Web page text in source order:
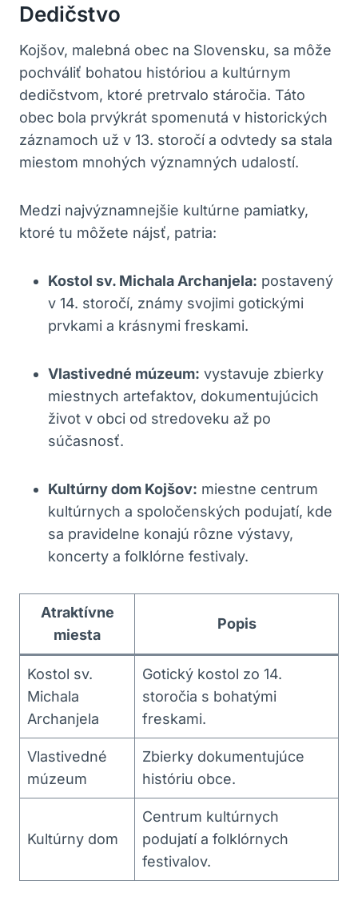
Dedičstvo
Kojšov, malebná obec na Slovensku, sa môže
pochváliť bohatou históriou a kultúrnym
dedičstvom, ktoré pretrvalo stáročia. Táto
obec bola prvýkrát spomenutá v historických
záznamoch už v 13. storočí a odvtedy sa stala
miestom mnohých významných udalostí.
Medzi najvýznamnejšie kultúrne pamiatky,
ktoré tu môžete nájsť, patria:
Kostol sv. Michala Archanjela: postavený
v 14. storočí, známy svojimi gotickými
prvkami a krásnymi freskami.
Vlastivedné múzeum: vystavuje zbierky
miestnych artefaktov, dokumentujúcich
život v obci od stredoveku až po
súčasnosť.
Kultúrny dom Kojšov: miestne centrum
kultúrnych a spoločenských podujatí, kde
sa pravidelne konajú rôzne výstavy,
koncerty a folklórne festivaly.
Atraktívne
miesta
Popis
Kostol sv.
Michala
Archanjela
Gotický kostol zo 14.
storočia s bohatými
freskami.
Vlastivedné
múzeum
Zbierky dokumentujúce
históriu obce.
Kultúrny dom
Centrum kultúrnych
podujatí a folklórnych
festivalov.